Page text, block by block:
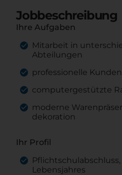
Jobbeschreibung
Ihre Aufgaben
Mitarbeit in
Abteilungen
professionelle
computergestützte
moderne
dekoration
Ihr Profil
Lebensjahres